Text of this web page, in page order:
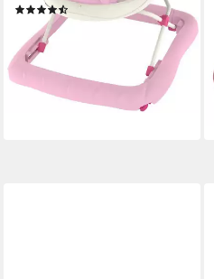
(2)
64,12 €
lieferbar - in 2-3 Werktagen bei dir